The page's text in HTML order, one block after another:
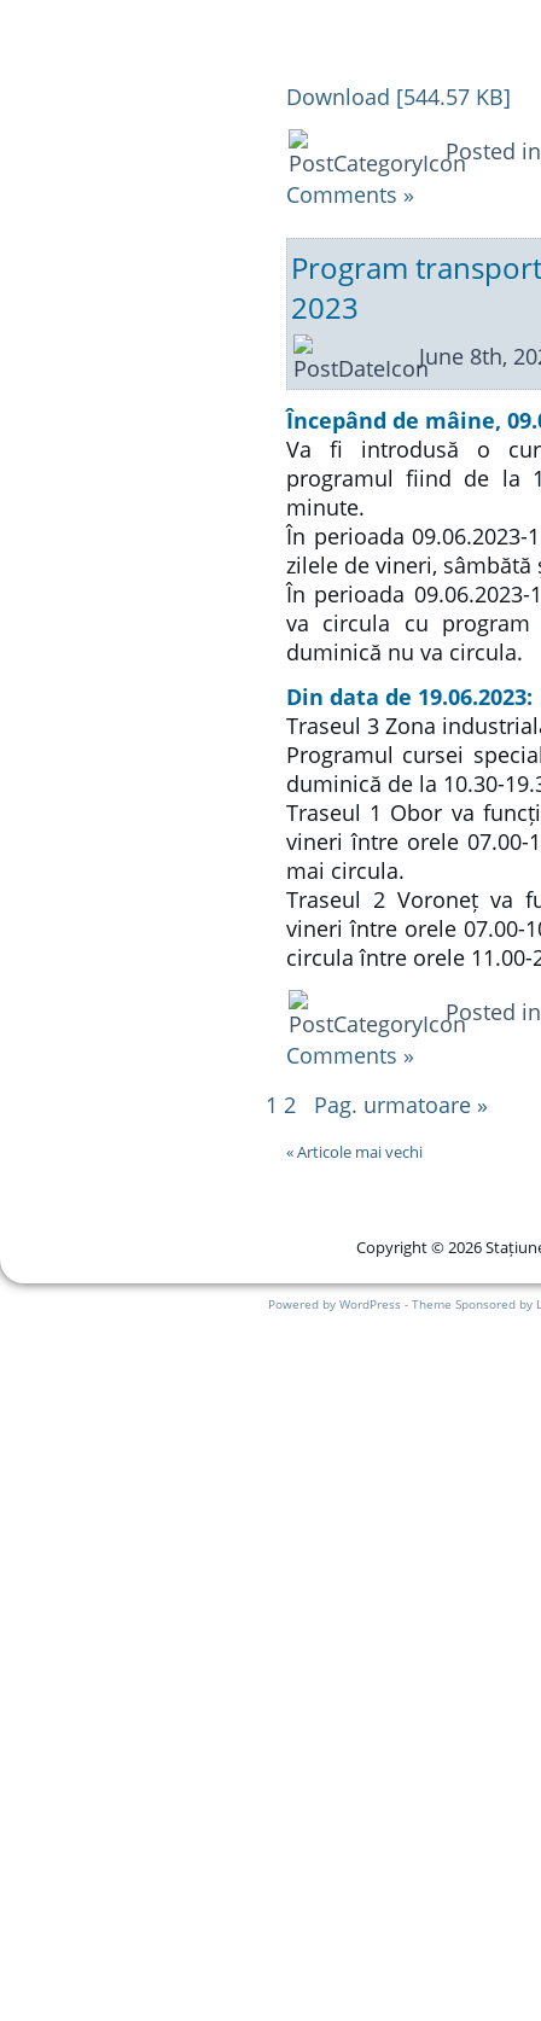
Download [544.57 KB]
Posted
Comments »
Program
2023
June 8th,
Începând de mâine,
Va fi introdusă o
programul fiind de la
minute.
În perioada 09.06.2023-
zilele de vineri,
În perioada
va circula cu
duminică nu va circula.
Din data de 19.06.2023:
Traseul 3 Zona
Programul cursei
duminică de la 10.30-
Traseul 1 Obor va
vineri între orele 07.00-
mai circula.
Traseul 2 Voroneț va
vineri între orele 07.00-
circula între orele 11.00-
Posted
Comments »
1 2 Pag. urmatoare »
« Articole mai vechi
Copyright © 2026
Powered by WordPress - Theme Sponsored by